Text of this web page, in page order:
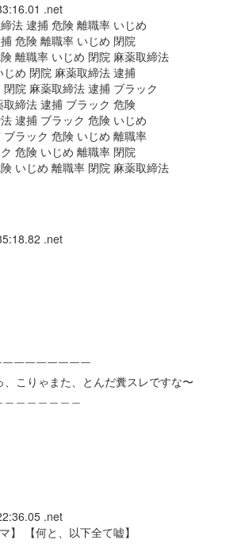
.net
法 逮捕 危険 離職率 いじめ
危険 離職率 いじめ 閉院
離職率 いじめ 閉院 麻薬取締法
め 閉院 麻薬取締法 逮捕
院 麻薬取締法 逮捕 ブラック
締法 逮捕 ブラック 危険
逮捕 ブラック 危険 いじめ
ラック 危険 いじめ 離職率
危険 いじめ 離職率 閉院
いじめ 離職率 閉院 麻薬取締法
.net
￣￣￣￣￣
、とんだ糞スレですな〜
＿＿＿
.net
】 【何と、以下全て嘘】